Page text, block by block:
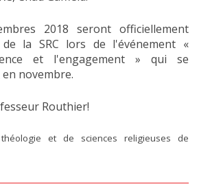
2018 seront officiellement
la SRC lors de l'événement «
et l'engagement » qui se
novembre.
Routhier!
et de sciences religieuses de